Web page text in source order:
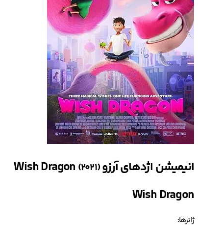
انیمیشن اژدهای آرزو Wish Dragon(2021)
Wish Dragon
ژانرها: